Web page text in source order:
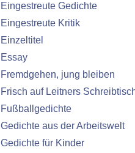
Eingestreute Gedichte
Eingestreute Kritik
Einzeltitel
Essay
Fremdgehen, jung bleiben
Frisch auf Leitners
Fußballgedichte
Gedichte aus der Arbeitswelt
Gedichte für Kinder